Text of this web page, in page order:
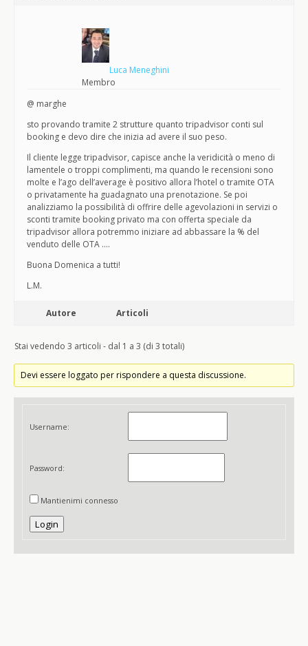
Luca Meneghini
Membro
@ marghe
sto provando tramite 2 strutture quanto tripadvisor conti sul
booking e devo dire che inizia ad avere il suo peso.
Il cliente legge tripadvisor, capisce anche la veridicità o meno di
lamentele o troppi complimenti, ma quando le recensioni sono
molte e l’ago dell’average è positivo allora l’hotel o tramite OTA
o privatamente ha guadagnato una prenotazione. Se poi
analizziamo la possibilità di offrire delle agevolazioni in servizi o
sconti tramite booking privato ma con offerta speciale da
tripadvisor allora potremmo iniziare ad abbassare la % del
venduto delle OTA ….
Buona Domenica a tutti!
L.M.
Autore Articoli
Stai vedendo 3 articoli - dal 1 a 3 (di 3 totali)
Devi essere loggato per rispondere a questa discussione.
Username:
Password:
Mantienimi connesso
Login